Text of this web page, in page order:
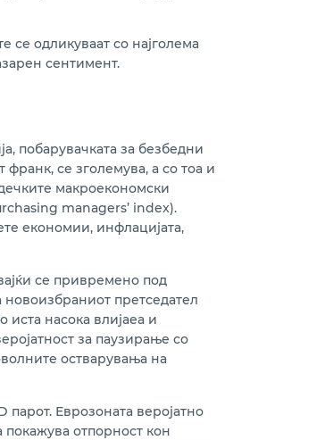
одликуваат со најголема
сентимент.
побарувачката за безбедни
се зголемува, а со тоа и
макроекономски
managers’ index).
економии, инфлацијата,
се привремено под
новоизбраниот претседател
насока влијаеа и
за паузирање со
остварувања на
Еврозоната веројатно
отпорност кон